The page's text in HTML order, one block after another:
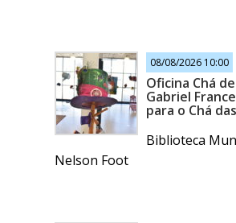
08/08/2026 10:00
Oficina Chá
Gabriel
para o Chá
Biblioteca
Nelson Foot